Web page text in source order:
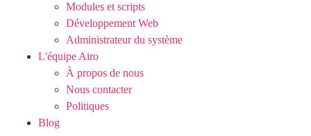
Modules et scripts
Développement Web
Administrateur du système
L'équipe Airo
À propos de nous
Nous contacter
Politiques
Blog